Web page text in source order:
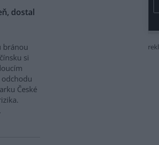
dostal
bránou
si
České